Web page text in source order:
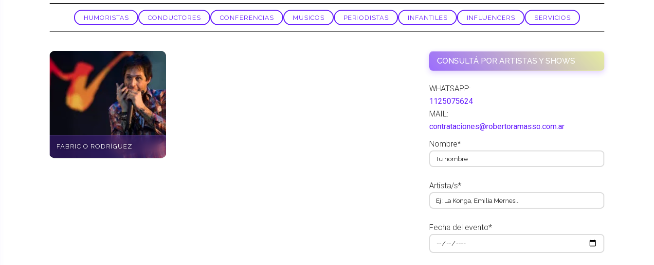
HUMORISTAS CONDUCTORES CONFERENCIAS MUSICOS PERIODISTAS INFANTILES INFLUENCERS SERVICIOS
FABRICIO RODRÍGUEZ
CONSULTÁ POR ARTISTAS Y SHOWS
WHATSAPP:
1125075624
MAIL:
contrataciones@robertoramasso.com.ar
Nombre*
Artista/s*
Fecha del evento*